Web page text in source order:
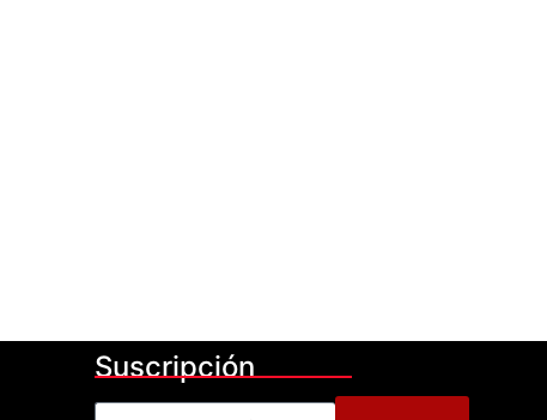
Suscripción